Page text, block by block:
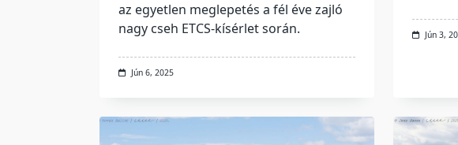
az egyetlen meglepetés a fél éve zajló
nagy cseh ETCS-kísérlet során.
Jún 6, 2025
Jún 3,